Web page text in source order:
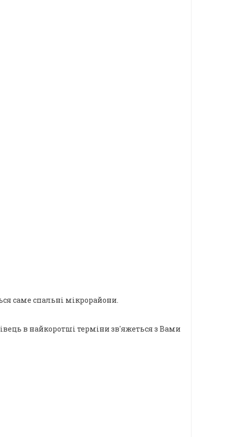
саме спальні мікрорайони.
в найкоротші терміни зв'яжеться з Вами